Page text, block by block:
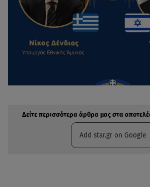
Δείτε περισσότερα άρθρα μας στα
Add star.gr on Google